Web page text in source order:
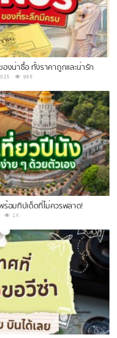
งน่าซื้อ ทั้งราคาถูกและน่ารัก
966
ร้อมทิปเด็ดที่ไม่ควรพลาด!
1K